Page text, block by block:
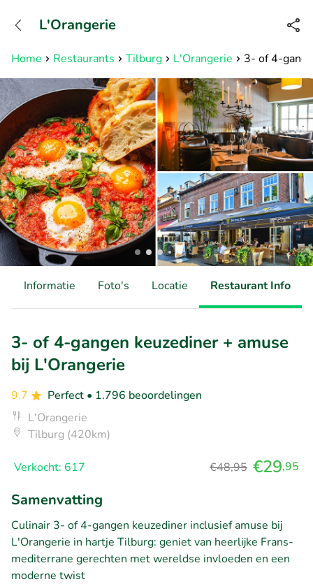
Bereikbaar tot 23:00 uur
Home Restaurants Tilburg L'Orangerie 3- of 4-
L'Orangerie
Informatie Foto's Locatie Restaurant Info
3- of 4-gangen keuzediner + amuse
bij L'Orangerie
9.7 Perfect • 1.796 beoordelingen
L'Orangerie
Tilburg (420km)
Verkocht: 617 €48,95 €29,95
Samenvatting
Culinair 3- of 4-gangen keuzediner inclusief amuse bij
L'Orangerie in hartje Tilburg: geniet van heerlijke Frans-
mediterrane gerechten met wereldse invloeden en een
moderne twist